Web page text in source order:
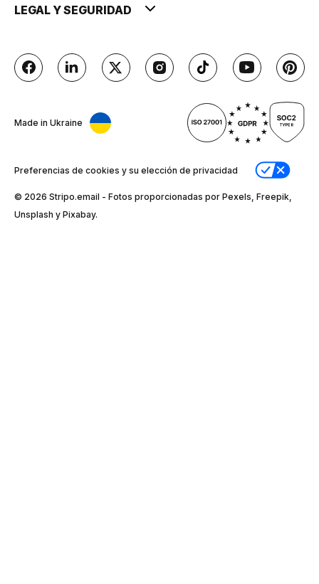
LEGAL Y SEGURIDAD
Made in Ukraine
Preferencias de cookies y su elección de privacidad
© 2026 Stripо.email - Fotos proporcionadas por Pexels, Freepik,
Unsplash y Pixabay.